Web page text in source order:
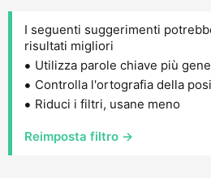
I seguenti suggerimenti
risultati migliori
Utilizza parole chiave più
Controlla l'ortografia della
Riduci i filtri, usane meno
Reimposta filtro →